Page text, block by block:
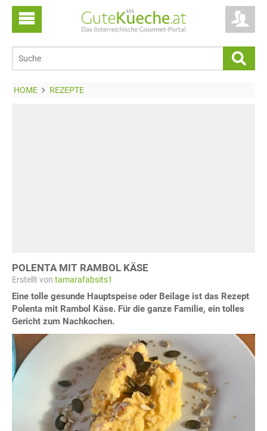
HOME REZEPTE
POLENTA MIT RAMBOL KÄSE
Erstellt von tamarafabsits1
Eine tolle gesunde Hauptspeise oder Beilage ist das Rezept
Polenta mit Rambol Käse. Für die ganze Familie, ein tolles
Gericht zum Nachkochen.